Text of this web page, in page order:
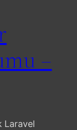
–
Laravel